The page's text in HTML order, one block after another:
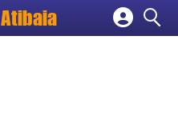
Atibaia